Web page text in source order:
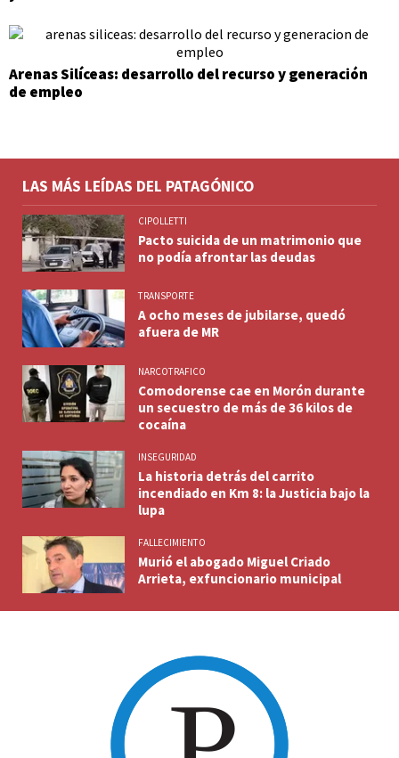
Arenas Silíceas: desarrollo del recurso y generación
de empleo
LAS MÁS LEÍDAS DEL PATAGÓNICO
CIPOLLETTI
Pacto suicida de un matrimonio que
no podía afrontar las deudas
TRANSPORTE
A ocho meses de jubilarse, quedó
afuera de MR
NARCOTRAFICO
Comodorense cae en Morón durante
un secuestro de más de 36 kilos de
cocaína
INSEGURIDAD
La historia detrás del carrito
incendiado en Km 8: la Justicia bajo la
lupa
FALLECIMIENTO
Murió el abogado Miguel Criado
Arrieta, exfuncionario municipal